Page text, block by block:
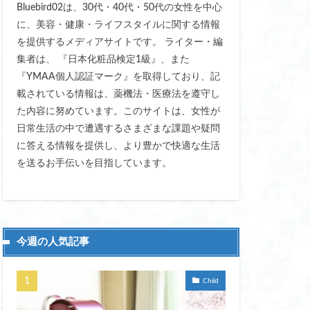
者 おすすめ
敏感肌 大丈夫
プティー
ダイエット
乾燥肌ケア
便利なアイテム
湿ボディーソープ
健康維持
Bluebird02は、30代・40代・50代の女性を中心
に、美容・健康・ライフスタイルに関する情報
を提供するメディアサイトです。 ライター・編
集者は、 『日本化粧品検定1級』、また
『YMAA個人認証マーク』を取得しており、記
載されている情報は、薬機法・医療法を遵守し
た内容に努めています。このサイトは、女性が
日常生活の中で遭遇するさまざまな課題や疑問
に答える情報を提供し、より豊かで快適な生活
を送るお手伝いを目指しています。
今週の人気記事
Child